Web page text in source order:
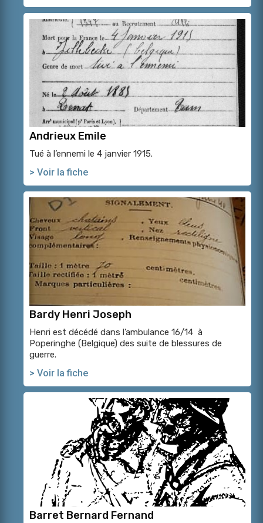
Andrieux Emile
Tué à l’ennemi le 4 janvier 1915.
> Voir la fiche
Bardy Henri Joseph
Henri est décédé dans l’ambulance 16/14 à
Poperinghe (Belgique) des suite de blessures de
guerre.
> Voir la fiche
Barret Bernard Fernand